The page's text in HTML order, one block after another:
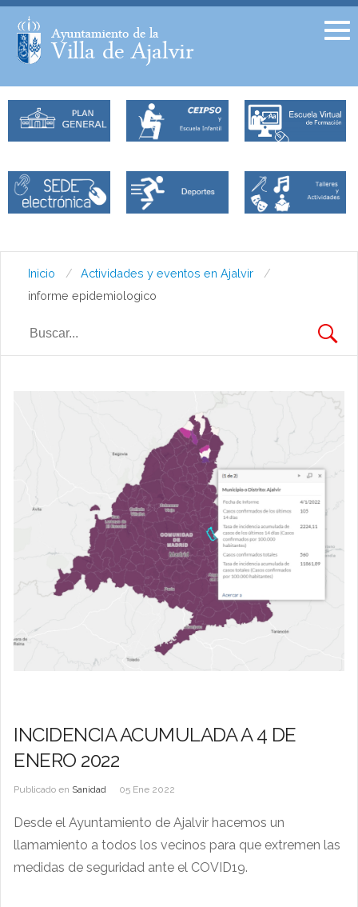
Facebook
Inicio
Actividades y eventos en Ajalvir
informe epidemiologico
INCIDENCIA ACUMULADA A 4 DE
ENERO 2022
Publicado en Sanidad 05 Ene 2022
Desde el Ayuntamiento de Ajalvir hacemos un
llamamiento a todos los vecinos para que extremen las
medidas de seguridad ante el COVID19.